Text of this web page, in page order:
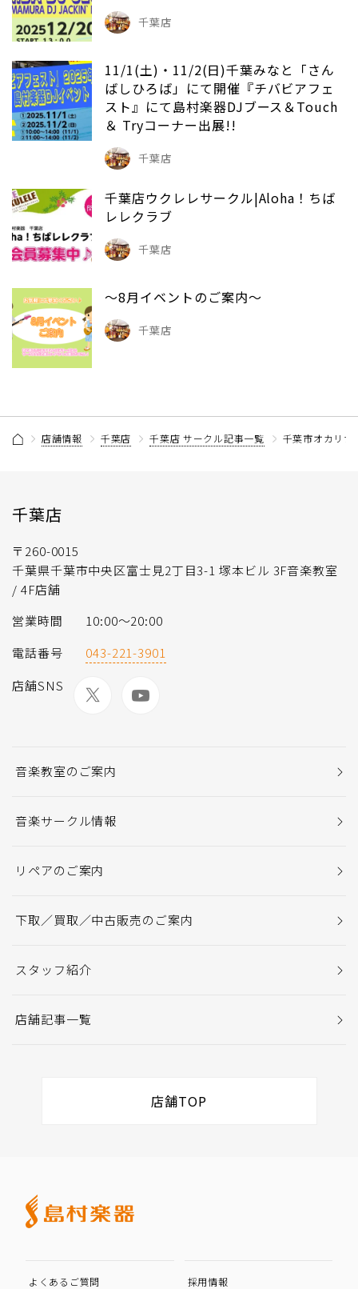
千葉店
11/1(土)・11/2(日)千葉みなと「さん
ばしひろば」にて開催『チバビアフェ
スト』にて島村楽器DJブース＆Touch
＆ Tryコーナー出展!!
千葉店
千葉店ウクレレサークル|Aloha！ちば
レレクラブ
千葉店
～8月イベントのご案内～
千葉店
店舗情報 千葉店 千葉店 サークル記事一覧 千葉市オカリ
千葉店
〒260-0015
千葉県千葉市中央区富士見2丁目3-1 塚本ビル 3F音楽教室
/ 4F店舗
営業時間
10:00〜20:00
電話番号
043-221-3901
店舗SNS
音楽教室のご案内
音楽サークル情報
リペアのご案内
下取／買取／中古販売のご案内
スタッフ紹介
店舗記事一覧
店舗TOP
よくあるご質問 採用情報